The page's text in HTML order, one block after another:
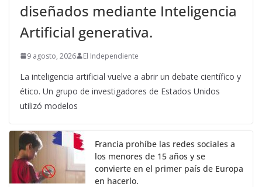
diseñados mediante Inteligencia
Artificial generativa.
9 agosto, 2026 El Independiente
La inteligencia artificial vuelve a abrir un debate científico y
ético. Un grupo de investigadores de Estados Unidos
utilizó modelos
Francia prohíbe las redes sociales a
los menores de 15 años y se
convierte en el primer país de Europa
en hacerlo.